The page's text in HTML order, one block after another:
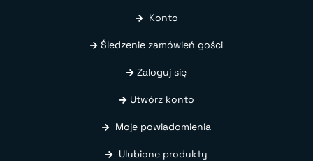
Konto
Śledzenie zamówień gości
Zaloguj się
Utwórz konto
Moje powiadomienia
Ulubione produkty